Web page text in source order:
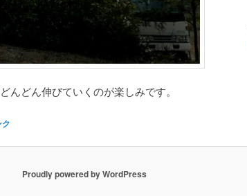
んどん伸びていくのが楽しみです。
Proudly powered by WordPress